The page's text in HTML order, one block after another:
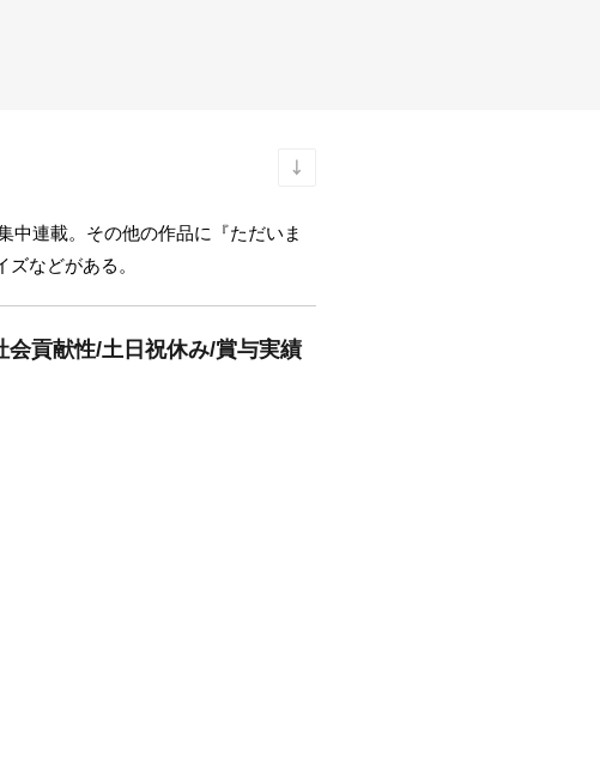
中連載。その他の作品に『ただいま
ズなどがある。
貢献性/土日祝休み/賞与実績